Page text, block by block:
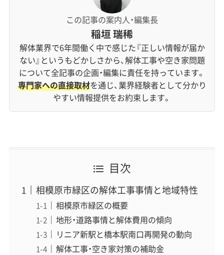
この記事の案内人・編集長
稲垣 瑞稀
解体業界で6年間働く中で感じた『正しい情報が届か
ない』というもどかしさから、解体工事や空き家問題
について全記事の企画・編集に責任を持っています。
専門家への直接取材を通じ、業界経験者として分かり
やすい情報提供をお約束します。
目次
相模原市緑区の解体工事事情と地域特性
相模原市緑区の概要
地形・道路事情と解体費用の傾向
リニア新駅と橋本駅南口再開発の動向
解体工事・空き家対策の補助金